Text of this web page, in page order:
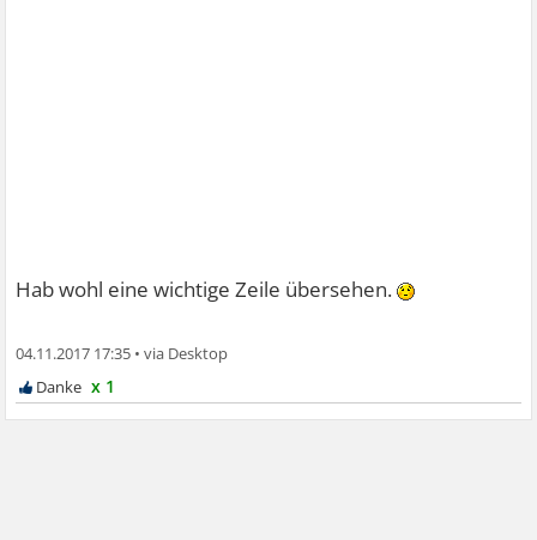
Hab wohl eine wichtige Zeile übersehen.
04.11.2017 17:35 •
x 1